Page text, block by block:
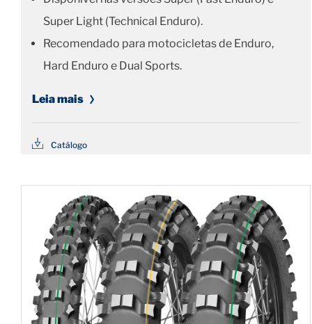
Super Light (Technical Enduro).
Recomendado para motocicletas de Enduro,
Hard Enduro e Dual Sports.
Leia mais
Catálogo